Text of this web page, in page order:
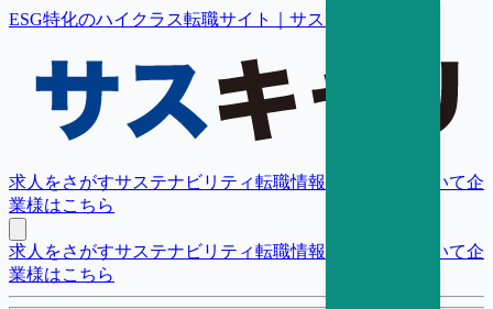
ESG特化のハイクラス転職サイト｜サスキャリ
求人をさがすサステナビリティ転職情報 転職支援について企
業様はこちら
求人をさがすサステナビリティ転職情報 転職支援について企
業様はこちら